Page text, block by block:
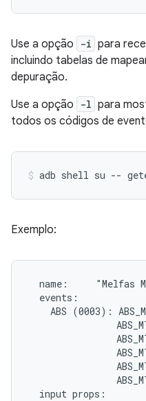
Use a opção -i para
incluindo tabelas de
depuração.
Use a opção
-l para
todos os códigos de
Exemplo:
name:     "Melfas
  events:
ABS (0003):
  input props: